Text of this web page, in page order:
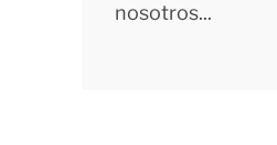
nosotros...